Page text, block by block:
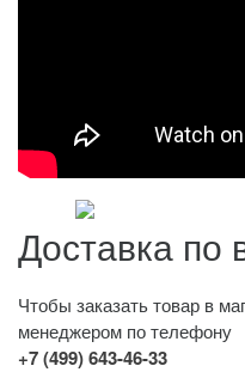
Доставка по
Чтобы заказать товар в
менеджером по телефону
+7 (499) 643-46-33